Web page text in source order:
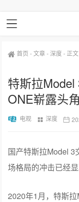
首页 -文章-深度- 正文
特斯拉
ONE崭露头角
电观 深度
国产特斯拉Model 3
场格局的冲击已经显
2020年1月，特斯